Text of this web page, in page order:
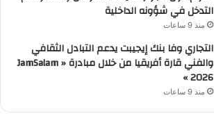
التدخل في شؤونه الداخلية
منذ 9 ساعات
التجاري وفا بنك إيجيبت يدعم التبادل الثقافي
والفني قارة أفريقيا من خلال مبادرة « JamSalam
2026 »
منذ 9 ساعات